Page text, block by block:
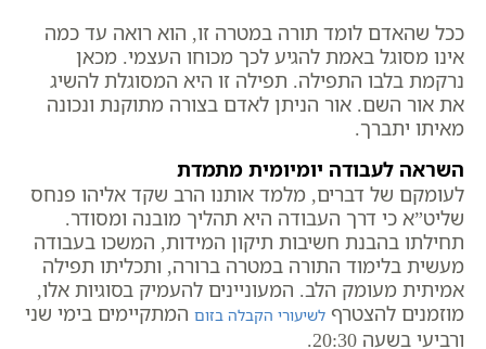
ככל שהאדם לומד תורה במטרה זו, הוא רואה עד כמה
אינו מסוגל באמת להגיע לכך מכוחו העצמי. מכאן
נרקמת בלבו התפילה. תפילה זו היא המסוגלת להשיג
את אור השם. אור הניתן לאדם בצורה מתוקנת ונכונה
מאיתו יתברך.
השראה לעבודה יומיומית מתמדת
לעומקם של דברים, מלמד אותנו הרב שקד אליהו פנחס
שליט”א כי דרך העבודה היא תהליך מובנה ומסודר.
תחילתו בהבנת חשיבות תיקון המידות, המשכו בעבודה
מעשית בלימוד התורה במטרה ברורה, ותכליתו תפילה
אמיתית מעומק הלב. המעוניינים להעמיק בסוגיות אלו,
מוזמנים להצטרף לשיעורי הקבלה בזום המתקיימים בימי שני
ורביעי בשעה 20:30.